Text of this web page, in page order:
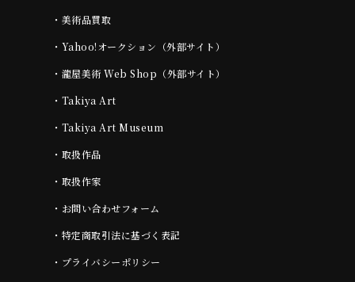
・ 美術品買取
・ Yahoo!オークション（外部サイト）
・ 瀧屋美術 Web Shop（外部サイト）
・ Takiya Art
・ Takiya Art Museum
・ 取扱作品
・ 取扱作家
・ お問い合わせフォーム
・ 特定商取引法に基づく表記
・ プライバシーポリシー